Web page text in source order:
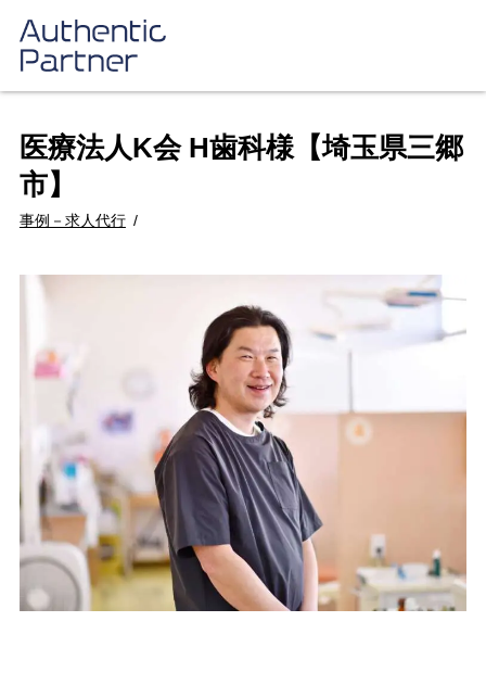
事例－求人代行
医療法人K会 H歯科様【埼玉県三郷
市】